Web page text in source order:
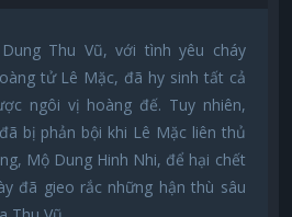
Thu Vũ, với tình yêu cháy
tử Lê Mặc, đã hy sinh tất cả
ngôi vị hoàng đế. Tuy nhiên,
bị phản bội khi Lê Mặc liên thủ
Mộ Dung Hinh Nhi, để hại chết
đã gieo rắc những hận thù sâu